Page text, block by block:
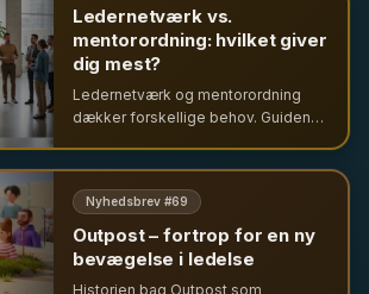
Ledernetværk vs.
mentorordning: hvilket giver
dig mest?
Ledernetværk og mentorordning
dækker forskellige behov. Guiden
lederudvikling.
Nyhedsbrev #69
Outpost – fortrop for en ny
bevægelse i ledelse
Historien bag Outpost som